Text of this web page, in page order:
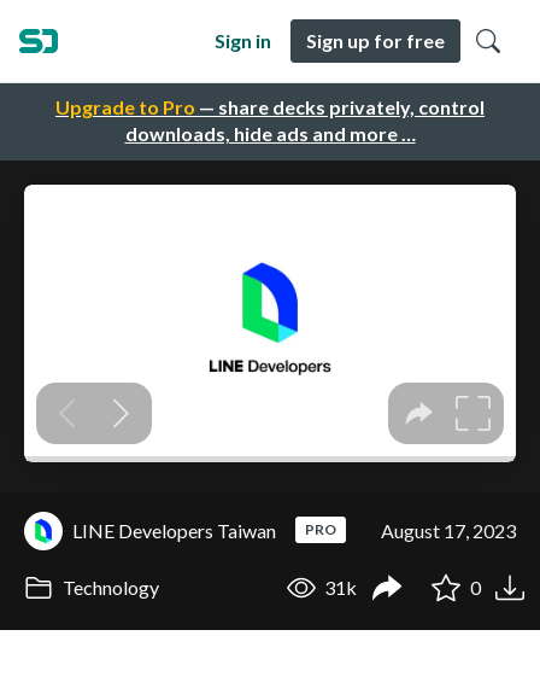
Upgrade to Pro — share decks privately, control
downloads, hide ads and more …
Sign in Sign up for free
LINE Developers Taiwan PRO August 17, 2023
Technology 31k 0